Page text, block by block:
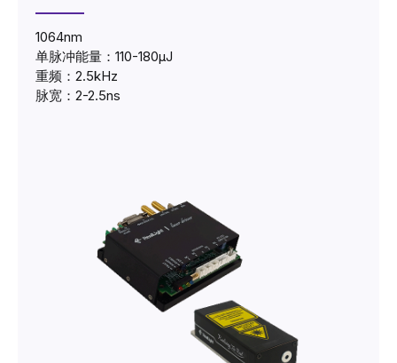
1064nm
单脉冲能量：110-180μJ
重频：2.5kHz
脉宽：2-2.5ns